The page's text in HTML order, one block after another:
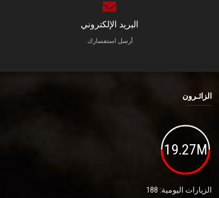
البريد الإلكتروني
أرسل استفسارك.
الزائـرون
19.27M
الزيارات اليومية: 188